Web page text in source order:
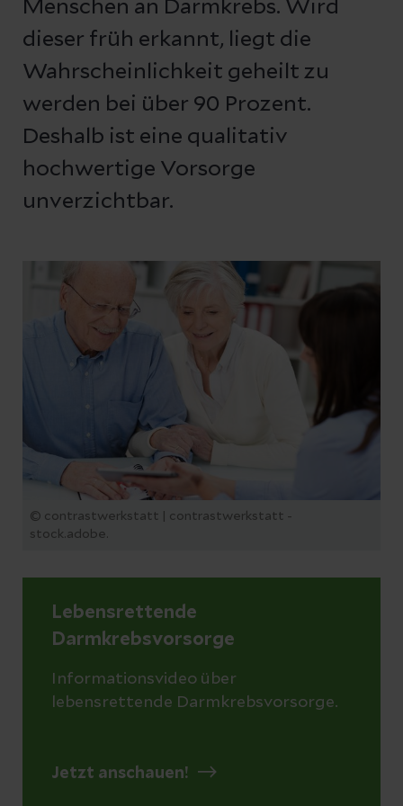
Menschen an Darmkrebs. Wird
dieser früh erkannt, liegt die
Wahrscheinlichkeit geheilt zu
werden bei über 90 Prozent.
Deshalb ist eine qualitativ
hochwertige Vorsorge
unverzichtbar.
© contrastwerkstatt | contrastwerkstatt -
stock.adobe.
Lebensrettende
Darmkrebsvorsorge
Informationsvideo über
lebensrettende Darmkrebsvorsorge.
Jetzt anschauen!